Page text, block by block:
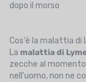
dopo il morso
Cos'è la malattia di
La malattia di
zecche al
nell'uomo, non ne